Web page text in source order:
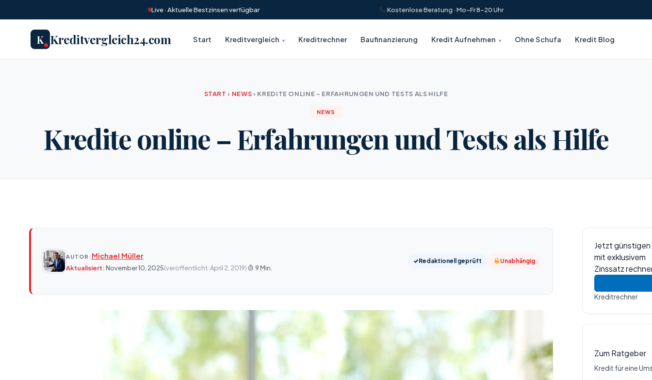
Live · Aktuelle Bestzinsen verfügbar Kostenlose Beratung · Mo–Fr 8–20 Uhr
K Kreditvergleich24.com Start Kreditvergleich Kreditrechner Baufinanzierung Kredit Aufnehmen Ohne Schufa Kredit Blog
START › NEWS › KREDITE ONLINE – ERFAHRUNGEN UND TESTS ALS HILFE
NEWS
Kredite online – Erfahrungen und Tests als Hilfe
AUTOR: Michael Müller
Aktualisiert: November 10, 2025(veröffentlicht: April 2, 2019) 9 Min.
✓Redaktionell geprüft Unabhängig
Jetzt
mit exklusivem
Zinssatz
Kreditrechner
Zum Ratgeber
Kredit für eine